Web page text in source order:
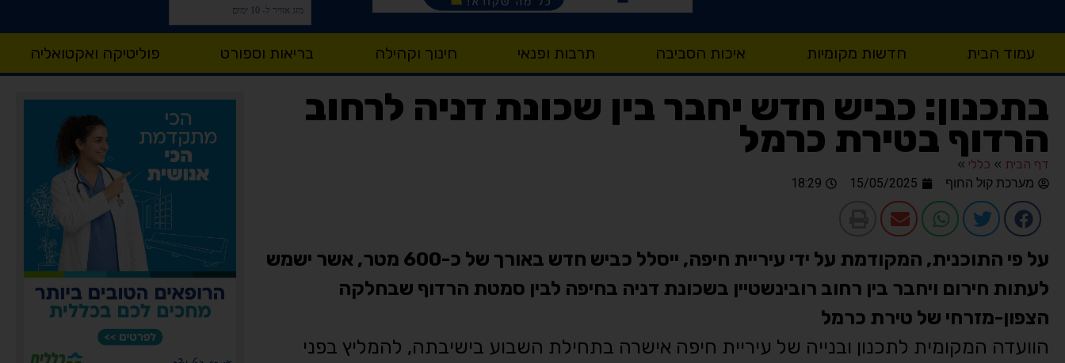
מזג אוויר ל- 10 ימים
עמוד הבית חדשות מקומיות איכות הסביבה תרבות ופנאי חינוך וקהילה בריאות וספורט פוליטיקה ואקטואליה
בתכנון: כביש חדש יחבר בין שכונת דניה לרחוב
הרדוף בטירת כרמל
דף הבית » כללי »
מערכת קול החוף
15/05/2025
18:29
על פי התוכנית, המקודמת על ידי עיריית חיפה, ייסלל כביש חדש באורך של כ-600 מטר, אשר ישמש
לעתות חירום ויחבר בין רחוב רובינשטיין בשכונת דניה בחיפה לבין סמטת הרדוף שבחלקה
הצפון-מזרחי של טירת כרמל
הוועדה המקומית לתכנון ובנייה של עיריית חיפה אישרה בתחילת השבוע בישיבתה, להמליץ בפני